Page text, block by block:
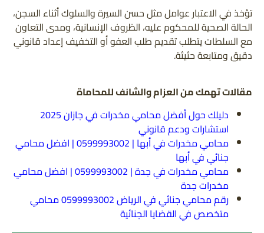
تؤخذ في الاعتبار عوامل مثل حسن السيرة والسلوك أثناء السجن،
الحالة الصحية للمحكوم عليه، الظروف الإنسانية، ومدى التعاون
مع السلطات يتطلب تقديم طلب العفو أو التخفيف إعداد قانوني
دقيق ومتابعة حثيثة.
مقالات تهمك من العزام والشانف للمحاماة
دليلك حول أفضل محامي مخدرات في جازان 2025
استشارات ودعم قانوني
محامي مخدرات في أبها | 0599993002 | افضل محامي
جنائي في أبها
محامي مخدرات في جدة | 0599993002 | افضل محامي
مخدرات جدة
رقم محامي جنائي في الرياض 0599993002 محامي
متخصص في القضايا الجنائية